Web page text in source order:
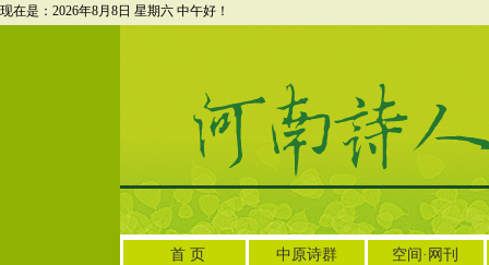
现在是：2026年8月8日 星期六 中午好！
首 页 中原诗群 空间·网刊